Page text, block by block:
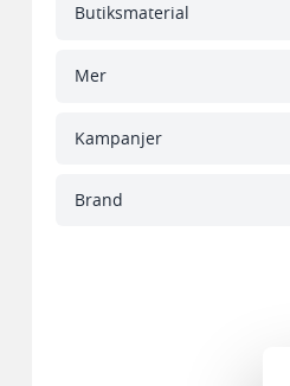
Butiksmaterial
Mer
Kampanjer
Brand